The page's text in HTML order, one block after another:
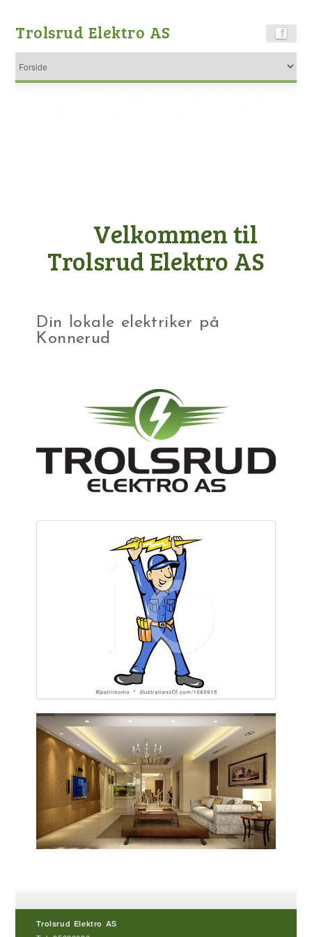
Trolsrud Elektro AS
Velkommen til
Trolsrud Elektro AS
Din lokale elektriker på
Konnerud
Trolsrud Elektro AS